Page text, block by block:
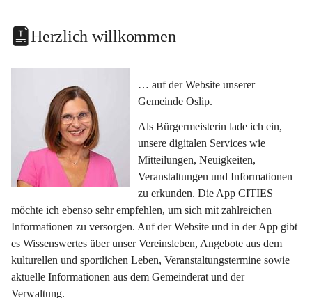
Herzlich willkommen
… auf der Website unserer
Gemeinde Oslip.
Als Bürgermeisterin lade ich ein,
unsere digitalen Services wie
Mitteilungen, Neuigkeiten,
Veranstaltungen und Informationen
zu erkunden. Die App CITIES
möchte ich ebenso sehr empfehlen, um sich mit zahlreichen
Informationen zu versorgen. Auf der Website und in der App gibt
es Wissenswertes über unser Vereinsleben, Angebote aus dem
kulturellen und sportlichen Leben, Veranstaltungstermine sowie
aktuelle Informationen aus dem Gemeinderat und der
Verwaltung.